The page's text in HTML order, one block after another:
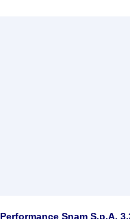
Performance Snam S.p.A.